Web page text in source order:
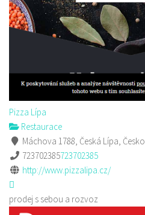
Pizza Lípa
Restaurace
Máchova 1788, Česká Lípa, Česko
723702385723702385
http://www.pizzalipa.cz/
prodej s sebou a rozvoz